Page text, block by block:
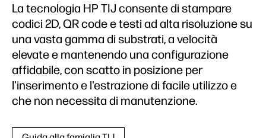
La tecnologia HP TIJ consente di stampare
codici 2D, QR code e testi ad alta risoluzione su
una vasta gamma di substrati, a velocità
elevate e mantenendo una configurazione
affidabile, con scatto in posizione per
l'inserimento e l'estrazione di facile utilizzo e
che non necessita di manutenzione.